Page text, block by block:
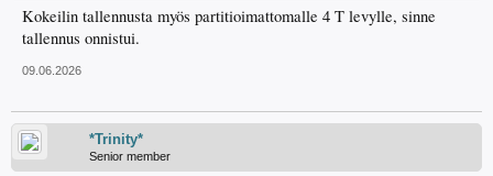
Kokeilin tallennusta myös partitioimattomalle 4 T levylle, sinne
tallennus onnistui.
09.06.2026
*Trinity*
Senior member